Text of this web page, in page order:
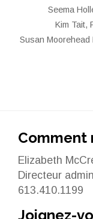
Seema
Kim Tait,
Susan Moorehead
Comment
Elizabeth
Directeur
613.410.1199
Joignez-